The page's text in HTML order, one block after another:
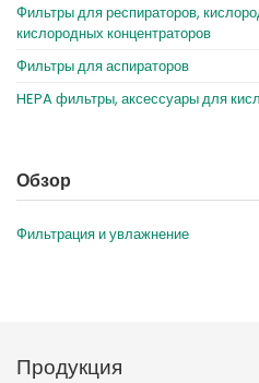
Фильтры для респираторов,
кислородных концентраторов
Фильтры для аспираторов
HEPA фильтры, аксессуары для
Обзор
Фильтрация и увлажнение
Продукция